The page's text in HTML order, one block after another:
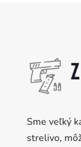
Sme veľký
strelivo,